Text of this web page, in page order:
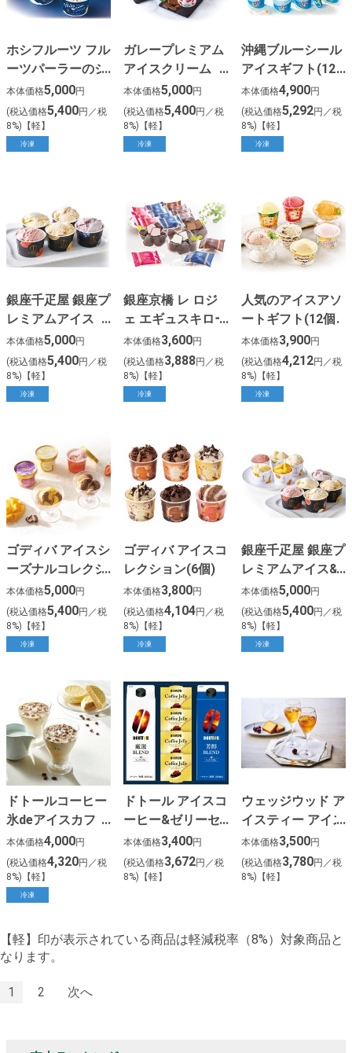
ホシフルーツ フル
ーツパーラーのジ
ャムで味わう生乳
アイス ミルクラウ
ン(10個)
本体価格5,000円
(税込価格5,400円／税
8%)【軽】
冷凍
ガレープレミアム
アイスクリーム
(12個)
本体価格5,000円
(税込価格5,400円／税
8%)【軽】
冷凍
沖縄ブルーシール
アイスギフト(12
個)
本体価格4,900円
(税込価格5,292円／税
8%)【軽】
冷凍
銀座千疋屋 銀座プ
レミアムアイス
(10個)
本体価格5,000円
(税込価格5,400円／税
8%)【軽】
冷凍
銀座京橋 レ ロジ
ェ エギュスキロー
ル ショコラアイス
ボール(39個)
本体価格3,600円
(税込価格3,888円／税
8%)【軽】
冷凍
人気のアイスアソ
ートギフト(12個)
本体価格3,900円
(税込価格4,212円／税
8%)【軽】
冷凍
ゴディバ アイスシ
ーズナルコレクシ
ョン(8個)
本体価格5,000円
(税込価格5,400円／税
8%)【軽】
冷凍
ゴディバ アイスコ
レクション(6個)
本体価格3,800円
(税込価格4,104円／税
8%)【軽】
冷凍
銀座千疋屋 銀座プ
レミアムアイス&
ソルベ(10個)
本体価格5,000円
(税込価格5,400円／税
8%)【軽】
冷凍
ドトールコーヒー
氷deアイスカフ
ェ・オ・レ&コー
ヒーアイスモナカ
セット
本体価格4,000円
(税込価格4,320円／税
8%)【軽】
冷凍
ドトール アイスコ
ーヒー&ゼリーセ
ット
本体価格3,400円
(税込価格3,672円／税
8%)【軽】
ウェッジウッド ア
イスティー アイス
コーヒーセット
本体価格3,500円
(税込価格3,780円／税
8%)【軽】
【軽】印が表示されている商品は軽減税率（8%）対象商品と
なります。
1 2 次へ